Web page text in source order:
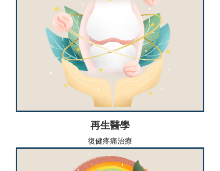
再生醫學
復健疼痛治療